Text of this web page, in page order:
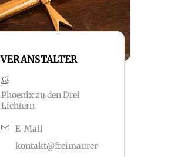
VERANSTALTER
Phoenix zu den Drei
Lichtern
E-Mail
kontakt@freimaurer-